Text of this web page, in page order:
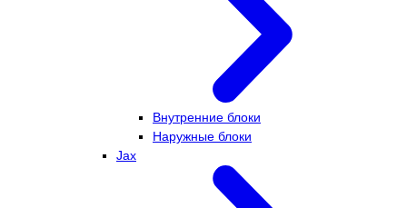
Внутренние блоки
Наружные блоки
Jax